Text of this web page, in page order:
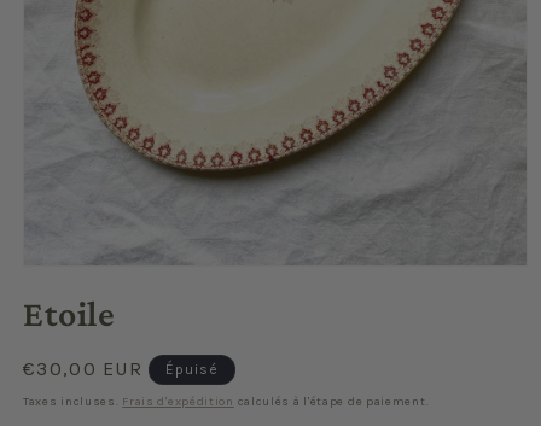
média
1
une
fenêtre
modale
Etoile
Prix
habituel
€30,00 EUR Épuisé
Taxes incluses. Frais d'expédition calculés à l'étape de paiement.